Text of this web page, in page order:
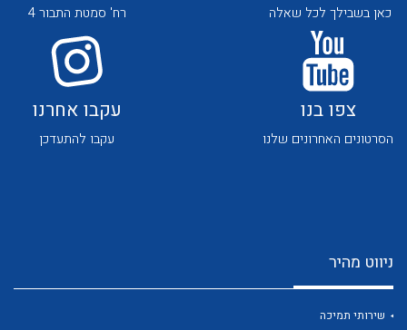
לכל מוצרי היצרן לכל מוצרי היצרן
לכל מוצרי היצרן
כאן בשבילך לכל שאלה רח' סמטת התבור 4
צפו בנו
הסרטונים האחרונים שלנו
עקבו אחרנו
עקבו להתעדכן
ניווט מהיר
שירותי תמיכה